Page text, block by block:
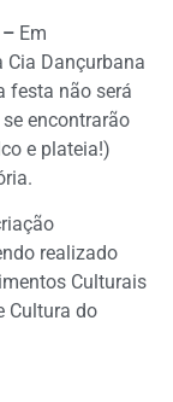
– Em
Cia Dançurbana
festa não será
encontrarão
e plateia!)
realizado
Culturais
Cultura do